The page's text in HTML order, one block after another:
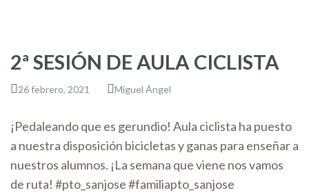
2ª SESIÓN DE AULA CICLISTA
26 febrero, 2021 Miguel Ángel
¡Pedaleando que es gerundio! Aula ciclista ha puesto
a nuestra disposición bicicletas y ganas para enseñar a
nuestros alumnos. ¡La semana que viene nos vamos
de ruta! #pto_sanjose #familiapto_sanjose